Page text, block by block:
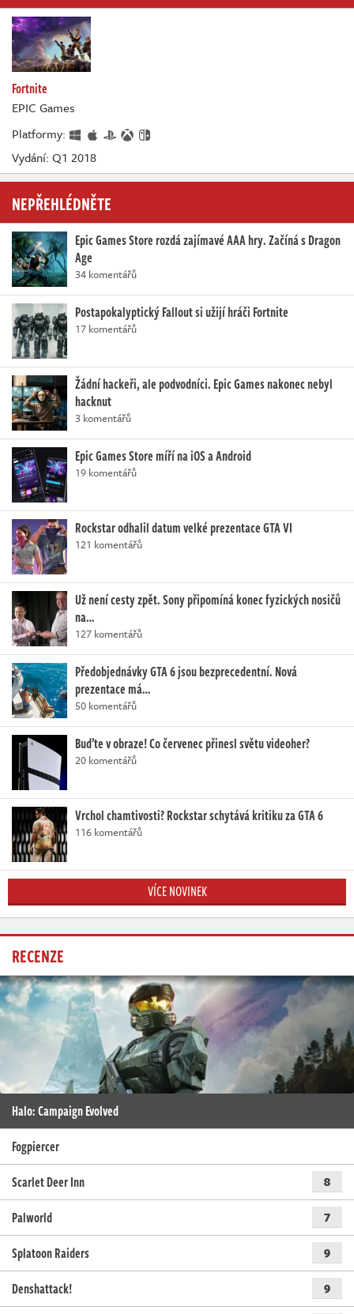
Fortnite
EPIC Games
Platformy:
Vydání: Q1 2018
NEPŘEHLÉDNĚTE
Epic Games Store rozdá zajímavé AAA hry. Začíná s Dragon
Age
34 komentářů
Postapokalyptický Fallout si užijí hráči Fortnite
17 komentářů
Žádní hackeři, ale podvodníci. Epic Games nakonec nebyl
hacknut
3 komentářů
Epic Games Store míří na iOS a Android
19 komentářů
Rockstar odhalil datum velké prezentace GTA VI
121 komentářů
Už není cesty zpět. Sony připomíná konec fyzických nosičů
na…
127 komentářů
Předobjednávky GTA 6 jsou bezprecedentní. Nová
prezentace má…
50 komentářů
Buďte v obraze! Co červenec přinesl světu videoher?
20 komentářů
Vrchol chamtivosti? Rockstar schytává kritiku za GTA 6
116 komentářů
VÍCE NOVINEK
RECENZE
Halo: Campaign Evolved
Fogpiercer
Scarlet Deer Inn
8
Palworld 7
Splatoon Raiders 9
Denshattack! 9